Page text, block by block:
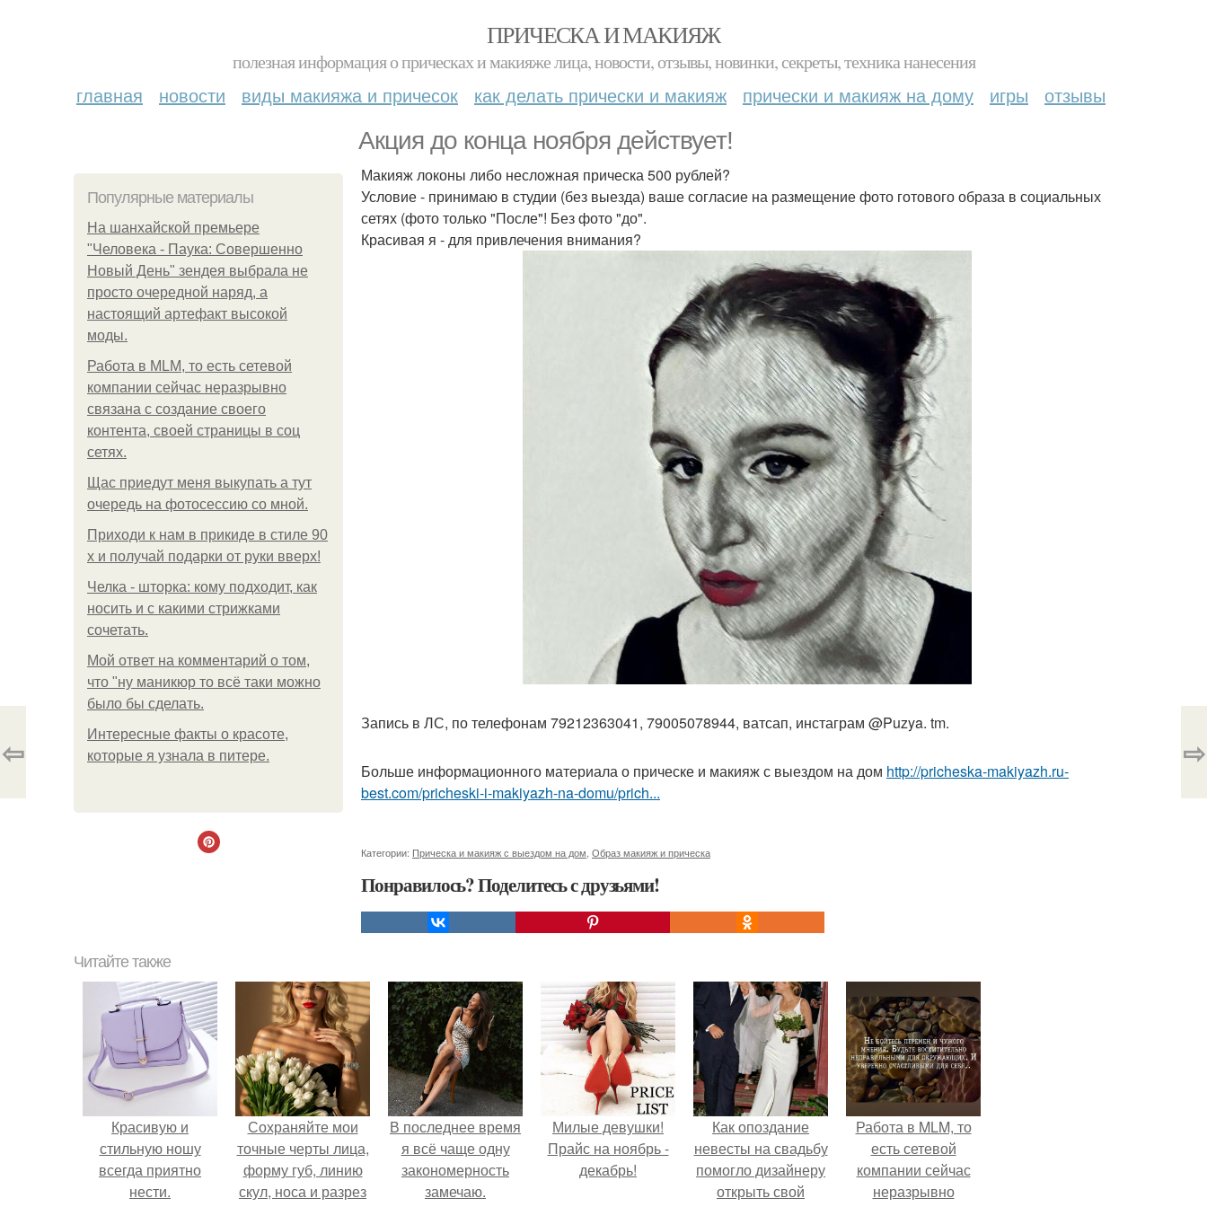
ПРИЧЕСКА И МАКИЯЖ
полезная информация о прическах и макияже лица, новости, отзывы, новинки, секреты, техника нанесения
главная новости виды макияжа и причесок как делать прически и макияж прически и макияж на дому игры отзывы
Акция до конца ноября действует!
Популярные материалы
На шанхайской премьере
"Человека - Паука: Совершенно
Новый День" зендея выбрала не
просто очередной наряд, а
настоящий артефакт высокой
моды.
Работа в MLM, то есть сетевой
компании сейчас неразрывно
связана с создание своего
контента, своей страницы в соц
сетях.
Щас приедут меня выкупать а тут
очередь на фотосессию со мной.
Приходи к нам в прикиде в стиле 90
х и получай подарки от руки вверх!
Челка - шторка: кому подходит, как
носить и с какими стрижками
сочетать.
Мой ответ на комментарий о том,
что "ну маникюр то всё таки можно
было бы сделать.
Интересные факты о красоте,
которые я узнала в питере.
Макияж локоны либо несложная прическа 500 рублей?
Условие - принимаю в студии (без выезда) ваше согласие на размещение фото готового образа в социальных
сетях (фото только "После"! Без фото "до".
Красивая я - для привлечения внимания?
Запись в ЛС, по телефонам 79212363041, 79005078944, ватсап, инстаграм @Puzya. tm.
Больше информационного материала о прическе и макияж с выездом на дом http://pricheska-makiyazh.ru-
best.com/pricheski-i-makiyazh-na-domu/prich...
Категории: Прическа и макияж с выездом на дом Образ макияж и прическа
Понравилось? Поделитесь с друзьями!
⇦ ⇨
Читайте также
Красивую и
стильную ношу
всегда приятно
нести.
Сохраняйте мои
точные черты лица,
форму губ, линию
скул, носа и разрез
В последнее время
я всё чаще одну
закономерность
замечаю.
Милые девушки!
Прайс на ноябрь -
декабрь!
Как опоздание
невесты на свадьбу
помогло дизайнеру
открыть свой
Работа в MLM, то
есть сетевой
компании сейчас
неразрывно